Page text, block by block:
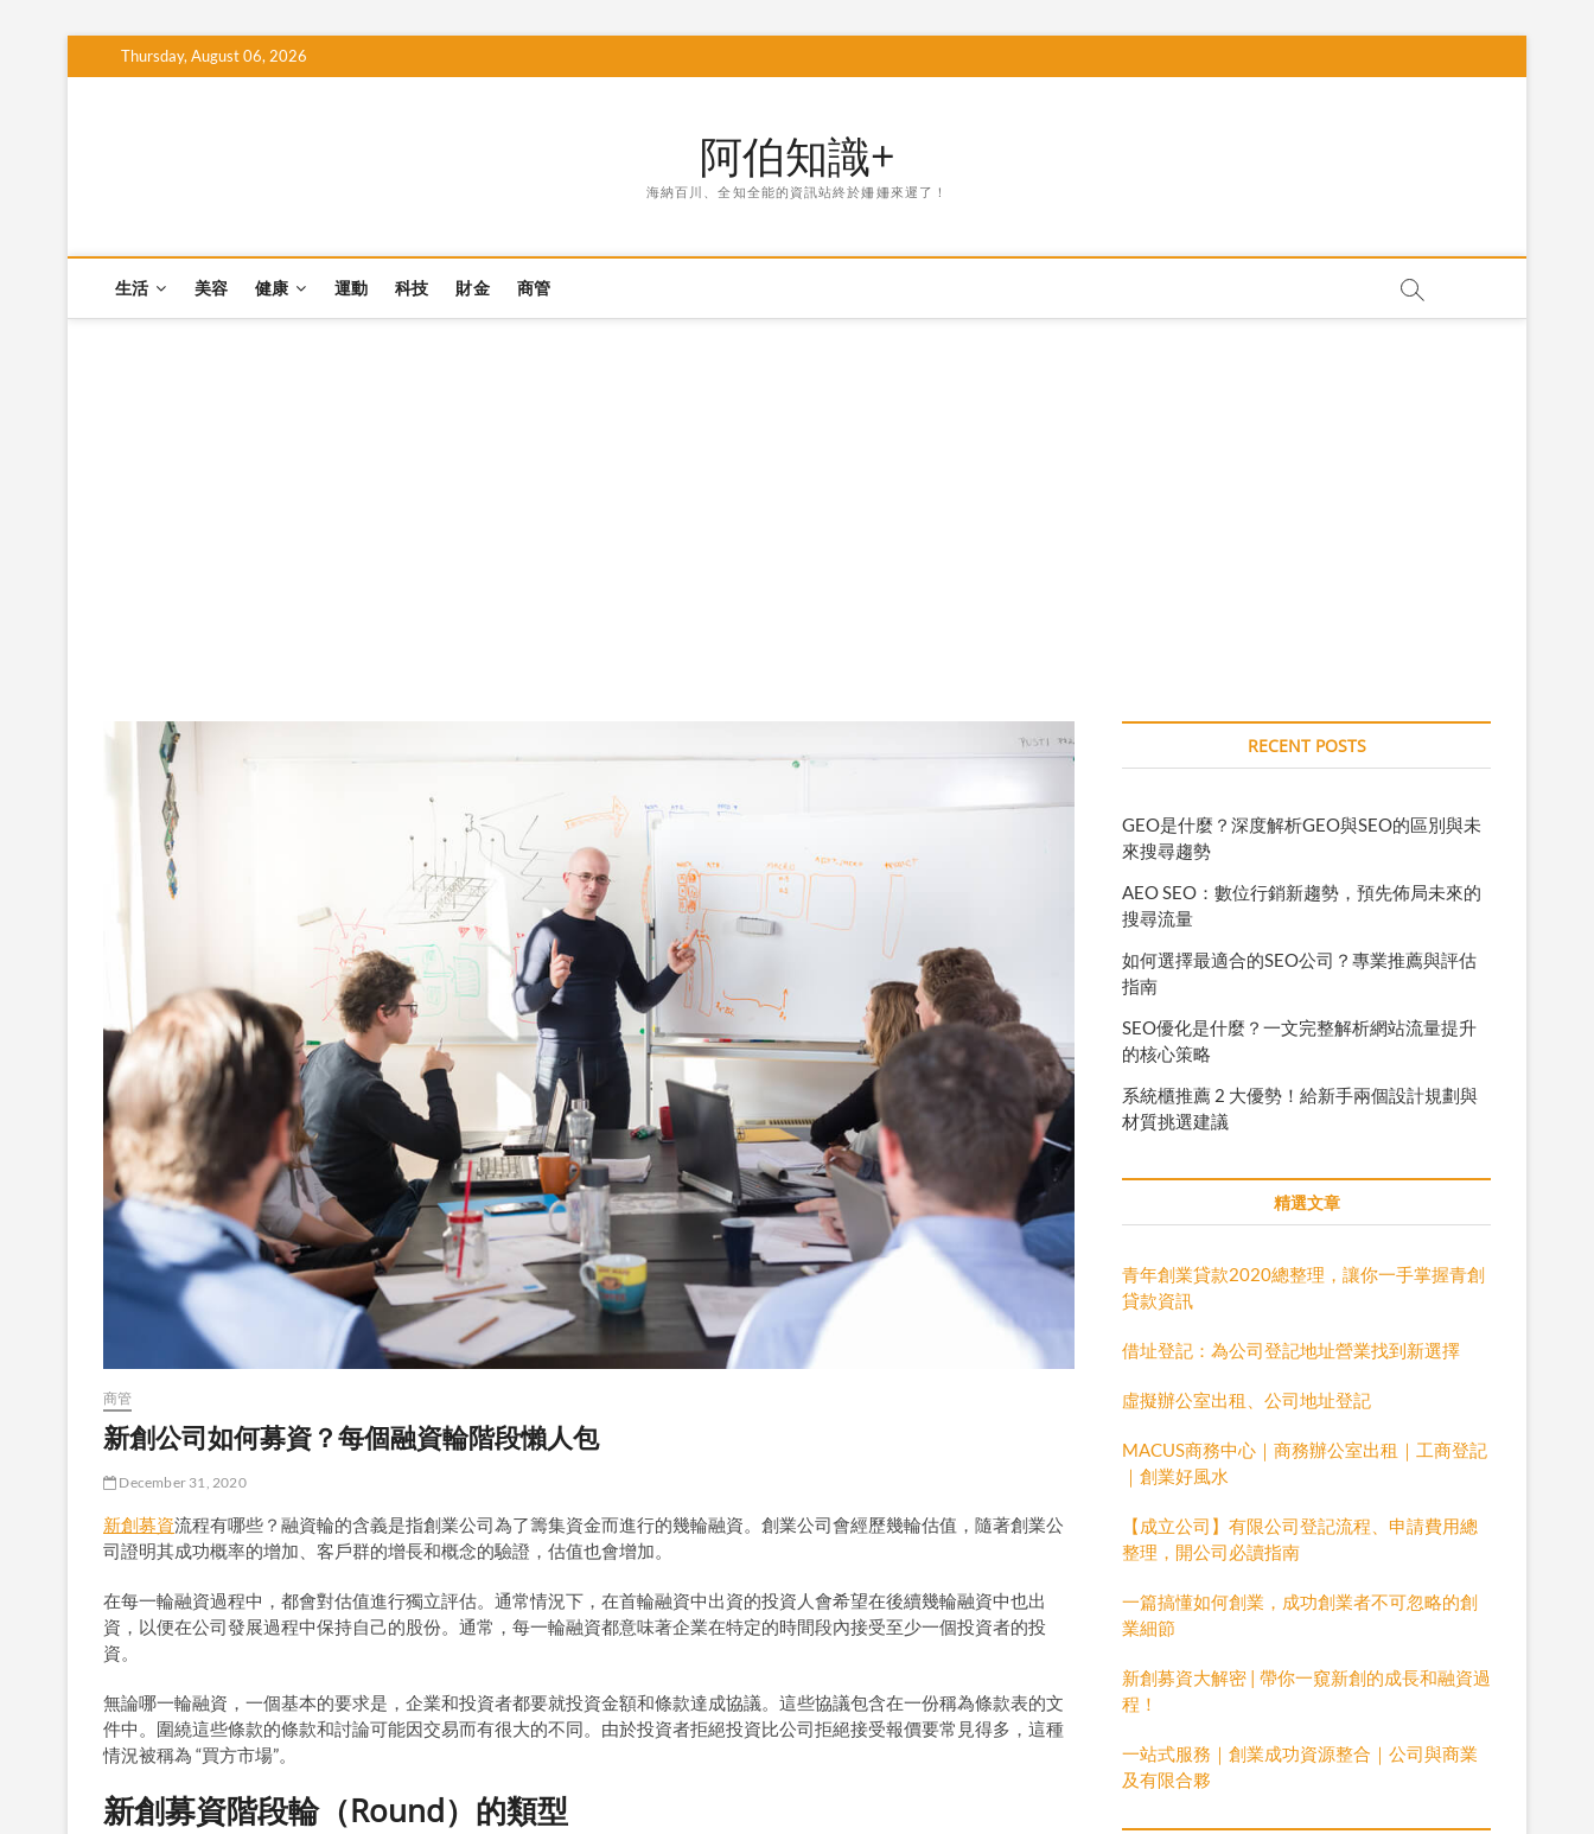
to
Thursday, August 06, 2026
阿伯知識+
海納百川、全知全能的資訊站終於姍姍來遲了！
生活 美容 健康 運動 科技 財金 商管
商管
新創公司如何募資？每個融資輪階段懶人包
December 31, 2020
新創募資流程有哪些？融資輪的含義是指創業公司為了籌集資金而進行的幾輪融資。創業公司會經歷幾輪估值，隨著創業公
司證明其成功概率的增加、客戶群的增長和概念的驗證，估值也會增加。
在每一輪融資過程中，都會對估值進行獨立評估。通常情況下，在首輪融資中出資的投資人會希望在後續幾輪融資中也出
資，以便在公司發展過程中保持自己的股份。通常，每一輪融資都意味著企業在特定的時間段內接受至少一個投資者的投
資。
無論哪一輪融資，一個基本的要求是，企業和投資者都要就投資金額和條款達成協議。這些協議包含在一份稱為條款表的文
件中。圍繞這些條款的條款和討論可能因交易而有很大的不同。由於投資者拒絕投資比公司拒絕接受報價要常見得多，這種
情況被稱為 “買方市場”。
新創募資階段輪（Round）的類型
RECENT POSTS
GEO是什麼？深度解析GEO與SEO的區別與未
來搜尋趨勢
AEO SEO：數位行銷新趨勢，預先佈局未來的
搜尋流量
如何選擇最適合的SEO公司？專業推薦與評估
指南
SEO優化是什麼？一文完整解析網站流量提升
的核心策略
系統櫃推薦 2 大優勢！給新手兩個設計規劃與
材質挑選建議
精選文章
青年創業貸款2020總整理，讓你一手掌握青創
貸款資訊
借址登記：為公司登記地址營業找到新選擇
虛擬辦公室出租、公司地址登記
MACUS商務中心｜商務辦公室出租｜工商登記
｜創業好風水
【成立公司】有限公司登記流程、申請費用總
整理，開公司必讀指南
一篇搞懂如何創業，成功創業者不可忽略的創
業細節
新創募資大解密 | 帶你一窺新創的成長和融資過
程！
一站式服務｜創業成功資源整合｜公司與商業
及有限合夥